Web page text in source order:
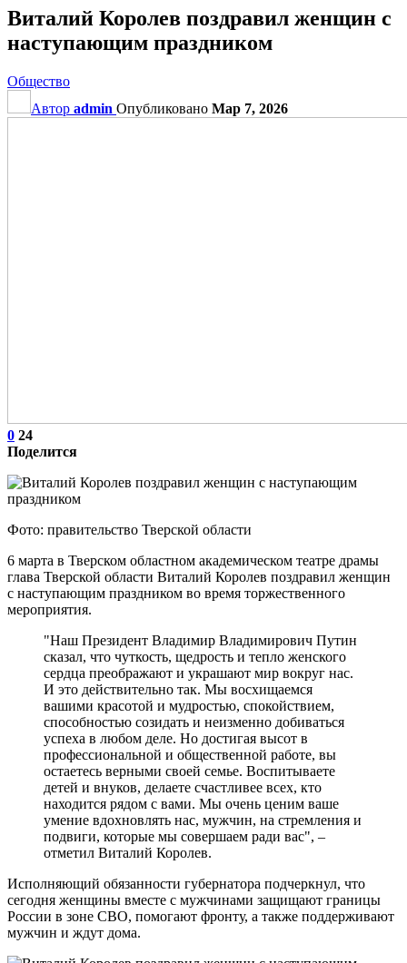
Виталий Королев поздравил женщин с
наступающим праздником
Общество
Автор admin Опубликовано Мар 7, 2026
0 24
Поделится
Фото: правительство Тверской области
6 марта в Тверском областном академическом театре драмы
глава Тверской области Виталий Королев поздравил женщин
с наступающим праздником во время торжественного
мероприятия.
"Наш Президент Владимир Владимирович Путин
сказал, что чуткость, щедрость и тепло женского
сердца преображают и украшают мир вокруг нас.
И это действительно так. Мы восхищаемся
вашими красотой и мудростью, спокойствием,
способностью созидать и неизменно добиваться
успеха в любом деле. Но достигая высот в
профессиональной и общественной работе, вы
остаетесь верными своей семье. Воспитываете
детей и внуков, делаете счастливее всех, кто
находится рядом с вами. Мы очень ценим ваше
умение вдохновлять нас, мужчин, на стремления и
подвиги, которые мы совершаем ради вас", –
отметил Виталий Королев.
Исполняющий обязанности губернатора подчеркнул, что
сегодня женщины вместе с мужчинами защищают границы
России в зоне СВО, помогают фронту, а также поддерживают
мужчин и ждут дома.